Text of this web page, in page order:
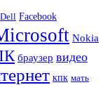
Dell Facebook
Nokia
браузер видео
кпк мать